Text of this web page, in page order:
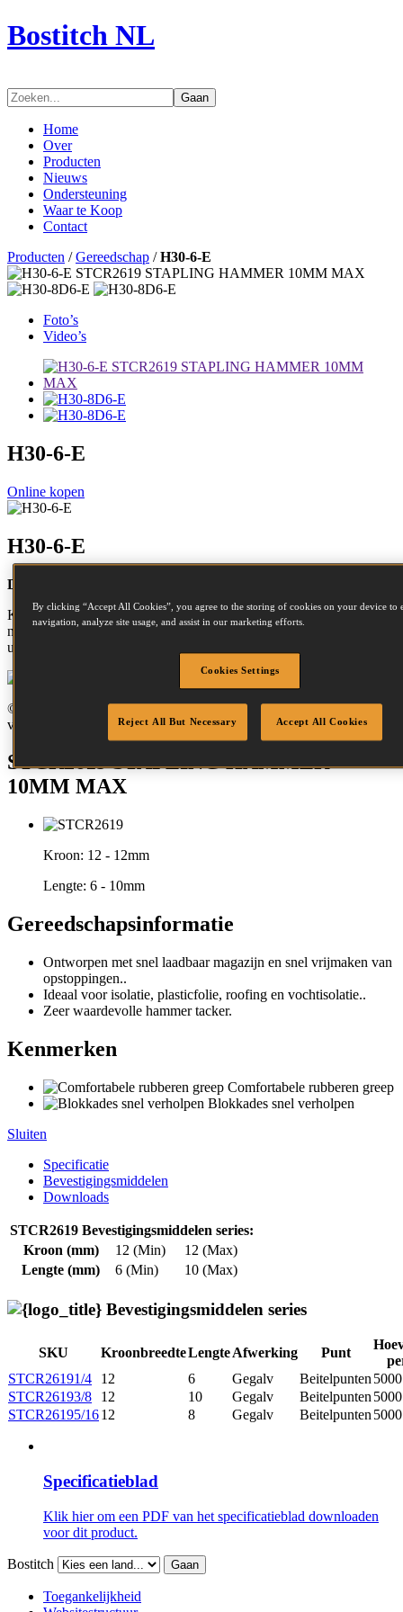
Bostitch NL
Gaan
Home
Over
Producten
Nieuws
Ondersteuning
Waar te Koop
Contact
Producten /Gereedschap /H30-6-E
Foto’s
Video’s
H30-6-E
Online kopen
H30-6-E
Dit product kunt u kopen bij online partners.
Kies een handelaar en klik op “Buy Online” (’"Koop online") om
naar de productpagina voor dit item te gaan in hun online winkel, en
uw aankoop te doen.
© Bostitch 2026. Bostitch is niet verantwoordelijk voor de inhoud
van externe internetpagina’s.
STCR2619 STAPLING HAMMER
10MM MAX
Kroon: 12 - 12mm
Lengte: 6 - 10mm
Gereedschapsinformatie
Ontworpen met snel laadbaar magazijn en snel vrijmaken van
opstoppingen..
Ideaal voor isolatie, plasticfolie, roofing en vochtisolatie..
Zeer waardevolle hammer tacker.
Kenmerken
Comfortabele rubberen greep
Blokkades snel verholpen
Sluiten
Specificatie
Bevestigingsmiddelen
Downloads
STCR2619 Bevestigingsmiddelen series:
Kroon (mm)
12 (Min)
12 (Max)
Lengte (mm)
6 (Min) 10 (Max)
Bevestigingsmiddelen series
SKU KroonbreedteLengteAfwerking Punt
STCR26191/4
12 6 Gegalv Beitelpunten 5000
STCR26193/8
12 10 Gegalv Beitelpunten 5000
STCR26195/1612 8 Gegalv Beitelpunten 5000
Specificatieblad
Klik hier om een ​​PDF van het specificatieblad downloaden
voor dit product.
Bostitch Gaan
Toegankelijkheid
By clicking “Accept All Cookies”, you agree to the storing of cookies on your device to
navigation, analyze site usage, and assist in our marketing efforts.
Cookies Settings
Reject All But Necessary Accept All Cookies